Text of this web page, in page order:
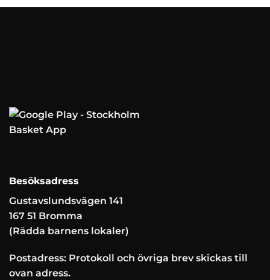
Besöksadress
Gustavslundsvägen 141
167 51 Bromma
(Rädda barnens lokaler)
Postadress: Protokoll och övriga brev skickas till
ovan adress.